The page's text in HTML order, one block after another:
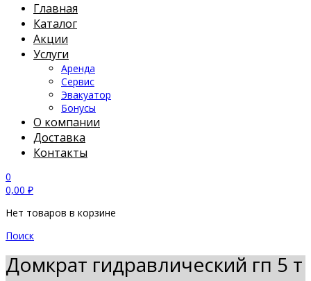
Главная
Каталог
Акции
Услуги
Аренда
Сервис
Эвакуатор
Бонусы
О компании
Доставка
Контакты
0
0,00 ₽
Нет товаров в корзине
Поиск
Домкрат гидравлический гп 5 т